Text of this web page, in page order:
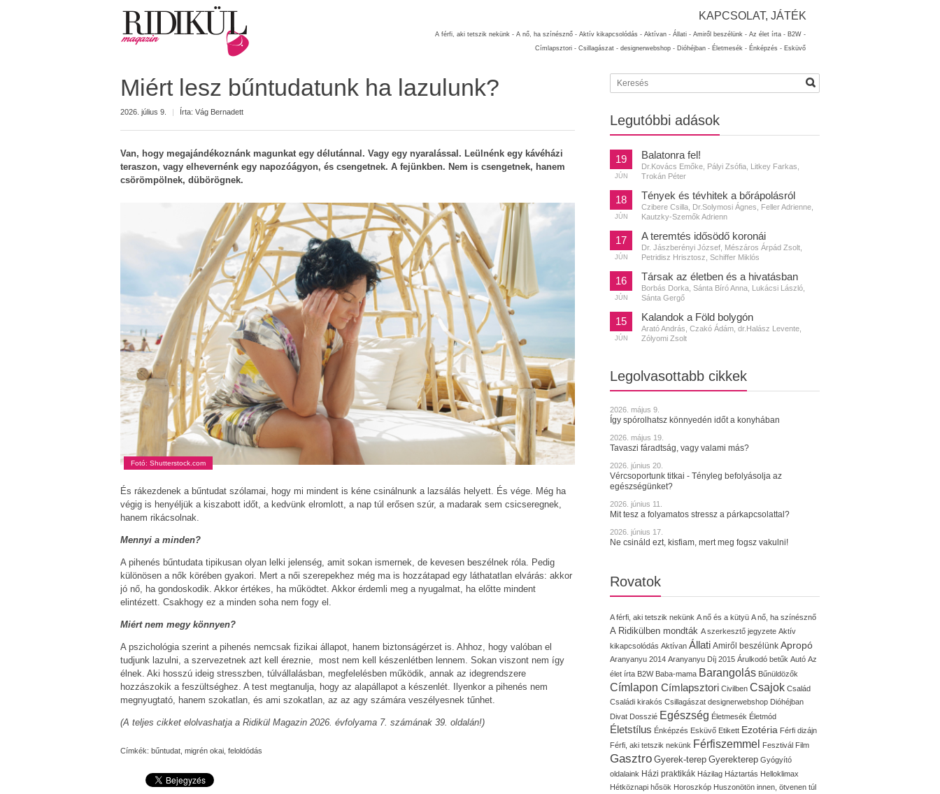
KAPCSOLAT, JÁTÉK
A férfi, aki tetszik nekünk - A nő, ha színésznő - Aktív kikapcsolódás - Aktívan - Állati - Amiről beszélünk - Az élet írta - B2W -
Címlapsztori - Csillagászat - designerwebshop - Dióhéjban - Életmesék - Énképzés - Esküvő
Miért lesz bűntudatunk ha lazulunk?
2026. július 9. | Írta: Vág Bernadett
Van, hogy megajándékoznánk magunkat egy délutánnal. Vagy egy nyaralással. Leülnénk egy kávéházi
teraszon, vagy elhevernénk egy napozóágyon, és csengetnek. A fejünkben. Nem is csengetnek, hanem
csörömpölnek, dübörögnek.
Fotó: Shutterstock.com
És rákezdenek a bűntudat szólamai, hogy mi mindent is kéne csinálnunk a lazsálás helyett. És vége. Még ha
végig is henyéljük a kiszabott időt, a kedvünk elromlott, a nap túl erősen szúr, a madarak sem csicseregnek,
hanem rikácsolnak.
Mennyi a minden?
A pihenés bűntudata tipikusan olyan lelki jelenség, amit sokan ismernek, de kevesen beszélnek róla. Pedig
különösen a nők körében gyakori. Mert a női szerepekhez még ma is hozzátapad egy láthatatlan elvárás: akkor
jó nő, ha gondoskodik. Akkor értékes, ha működtet. Akkor érdemli meg a nyugalmat, ha előtte mindent
elintézett. Csakhogy ez a minden soha nem fogy el.
Miért nem megy könnyen?
A pszichológia szerint a pihenés nemcsak fizikai állapot, hanem biztonságérzet is. Ahhoz, hogy valóban el
tudjunk lazulni, a szervezetnek azt kell éreznie, most nem kell készenlétben lennem. Sokan viszont nem így
élnek. Aki hosszú ideig stresszben, túlvállalásban, megfelelésben működik, annak az idegrendszere
hozzászokik a feszültséghez. A test megtanulja, hogy az alapállapot a készenlét. Ilyenkor a pihenés nem
megnyugtató, hanem szokatlan, és ami szokatlan, az az agy számára veszélyesnek tűnhet.
(A teljes cikket elolvashatja a Ridikül Magazin 2026. évfolyama 7. számának 39. oldalán!)
Címkék: bűntudat migrén okai feloldódás
Legutóbbi adások
19
JÚN
Balatonra fel!
Dr.Kovács Emőke, Pályi Zsófia, Litkey Farkas,
Trokán Péter
18
JÚN
Tények és tévhitek a bőrápolásról
Czibere Csilla, Dr.Solymosi Ágnes, Feller Adrienne,
Kautzky-Szemők Adrienn
17
JÚN
A teremtés idősödő koronái
Dr. Jászberényi József, Mészáros Árpád Zsolt,
Petridisz Hrisztosz, Schiffer Miklós
16
JÚN
Társak az életben és a hivatásban
Borbás Dorka, Sánta Bíró Anna, Lukácsi László,
Sánta Gergő
15
JÚN
Kalandok a Föld bolygón
Arató András, Czakó Ádám, dr.Halász Levente,
Zólyomi Zsolt
Legolvasottabb cikkek
2026. május 9.
Így spórolhatsz könnyedén időt a konyhában
2026. május 19.
Tavaszi fáradtság, vagy valami más?
2026. június 20.
Vércsoportunk titkai - Tényleg befolyásolja az
egészségünket?
2026. június 11.
Mit tesz a folyamatos stressz a párkapcsolattal?
2026. június 17.
Ne csináld ezt, kisfiam, mert meg fogsz vakulni!
Rovatok
A férfi, aki tetszik nekünk A nő és a kütyü A nő, ha színésznő
A Ridikülben mondták A szerkesztő jegyzete Aktív
kikapcsolódás Aktívan Állati Amiről beszélünk Apropó
Aranyanyu 2014 Aranyanyu Díj 2015 Árulkodó betűk Autó Az
élet írta B2W Baba-mama Barangolás Bűnüldözők
Címlapon Címlapsztori Civilben Csajok Család
Családi kirakós Csillagászat designerwebshop Dióhéjban
Divat Dosszié Egészség Életmesék Életmód
Életstílus Énképzés Esküvő Etikett Ezotéria Férfi dizájn
Férfi, aki tetszik nekünk Férfiszemmel Fesztivál Film
Gasztro Gyerek-terep Gyerekterep Gyógyító
oldalaink Házi praktikák Házilag Háztartás Helloklimax
Hétköznapi hősök Horoszkóp Huszonötön innen, ötvenen túl